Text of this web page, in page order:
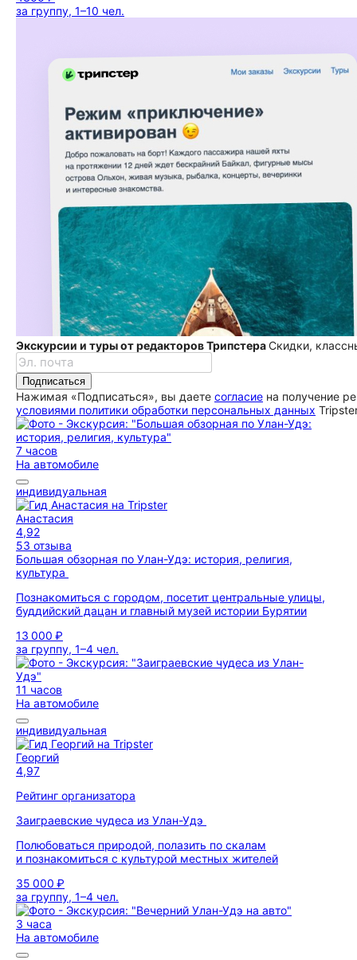
за группу, 1–10 чел.
Экскурсии и туры от редакторов ТрипстераСкидки,
Подписаться
Нажимая «Подписаться», вы даете согласие на получение
условиями политики обработки персональных данных
7 часов
На автомобиле
индивидуальная
Анастасия
4,92
53 отзыва
Большая обзорная по Улан-Удэ: история, религия,
культура
Познакомиться с городом, посетит центральные улицы,
буддийский дацан и главный музей истории Бурятии
13 000 ₽
за группу, 1–4 чел.
11 часов
На автомобиле
индивидуальная
Георгий
4,97
Рейтинг организатора
Заиграевские чудеса из Улан-Удэ
Полюбоваться природой, полазить по скалам
и познакомиться с культурой местных жителей
35 000 ₽
за группу, 1–4 чел.
3 часа
На автомобиле